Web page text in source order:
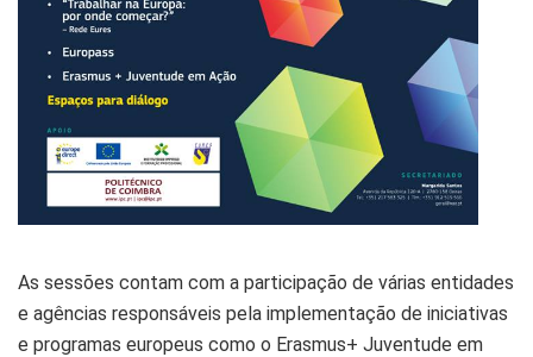
As sessões contam com a participação de várias entidades
e agências responsáveis pela implementação de iniciativas
e programas europeus como o Erasmus+ Juventude em